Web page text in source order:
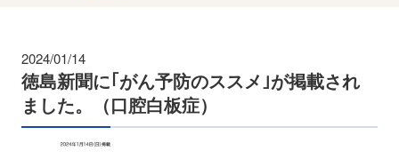
2024/01/14
徳島新聞に｢がん予防のススメ｣が掲載され
ました。（口腔白板症）